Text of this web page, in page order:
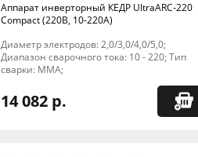
Аппарат инверторный КЕДР UltraARC-220
Compact (220В, 10-220А)
Диаметр электродов: 2,0/3,0/4,0/5,0;
Диапазон сварочного тока: 10 - 220; Тип
сварки: MMA;
14 082 р.